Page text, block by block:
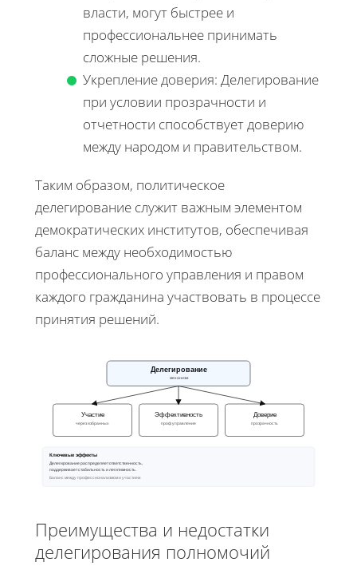
власти, могут быстрее и
профессиональнее принимать
сложные решения.
Укрепление доверия: Делегирование
при условии прозрачности и
отчетности способствует доверию
между народом и правительством.
Таким образом, политическое
делегирование служит важным элементом
демократических институтов, обеспечивая
баланс между необходимостью
профессионального управления и правом
каждого гражданина участвовать в процессе
принятия решений.
Делегирование
механизм
Участие
через избранных
Эффективность
проф управление
Доверие
прозрачность
Ключевые эффекты
Делегирование распределяет ответственность,
поддерживает стабильность и легитимность.
Баланс между профессионализмом и участием
Преимущества и недостатки
делегирования полномочий